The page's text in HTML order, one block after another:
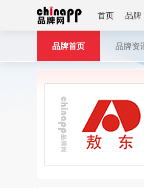
首页 品牌
品牌首页 品牌资